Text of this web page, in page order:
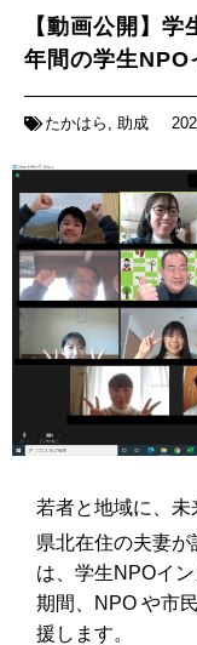
【動画公開】
年間の学生NPO
たかはら , 助成
若者と地域に、未
県北在住の夫妻
は、学生NPOイ
期間、NPO や市
援します。